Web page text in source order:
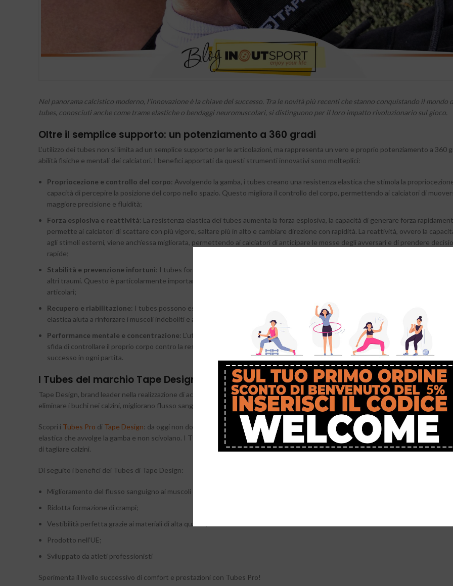
Nel panorama calcistico moderno, l’innovazione è la chiave del successo. Tra le novità più recenti che stanno conquistando il mondo
tubes, conosciuti anche come trame elastiche o bendaggi neuromuscolari, si distinguono per il loro impatto rivoluzionario sul gioco.
Oltre il semplice supporto: un potenziamento a 360 gradi
L’utilizzo dei tubes non si limita ad un semplice supporto per le articolazioni, ma rappresenta un vero e proprio potenziamento a 360
abilità fisiche e mentali dei calciatori. I benefici apportati da questi strumenti innovativi sono molteplici:
Propriocezione e controllo del corpo: Avvolgendo la gamba, i tubes creano una resistenza elastica che stimola la
capacità di percepire la posizione del corpo nello spazio. Questo migliora il controllo del corpo, permettendo ai calciatori di
maggiore precisione e fluidità;
Forza esplosiva e reattività: La resistenza elastica dei tubes aumenta la forza esplosiva, la capacità di generare forza
permette ai calciatori di scattare con più vigore, saltare più in alto e cambiare direzione con rapidità. La reattività, ovvero la
agli stimoli esterni, viene anch’essa migliorata, permettendo ai calciatori di anticipare le mosse degli avversari e di prendere
rapide;
Stabilità e prevenzione infortuni: I tubes forniscono un supporto aggiuntivo alle articolazioni, riducendo il rischio di distorsioni,
altri traumi. Questo è particolarmente importante per i calciatori che hanno subito infortuni in passato o che sono predisposti a
articolari;
Recupero e riabilitazione: I tubes possono essere utilizzati anche per il recupero e la riabilitazione dopo un infortunio. La
elastica aiuta a rinforzare i muscoli indeboliti e a migliorare la mobilità articolare, facilitando il ritorno in campo in modo sicuro e
Performance mentale e concentrazione: L’utilizzo dei tubes può migliorare la performance mentale e la concentrazione dei
sfida di controllare il proprio corpo contro la resistenza elastica richiede un alto livello di focus e di consapevolezza, elementi
successo in ogni partita.
I Tubes del marchio Tape Design
Tape Design, brand leader nella realizzazione di accessori sportivi di qualità, ha immesso sul mercato un articolo innovativo: I tubes,
eliminare i buchi nei calzini, migliorano flusso sanguigno e riducono crampi, costruiti con materiali di alta qualità.
Scopri i Tubes Pro di Tape Design: da oggi non dovrai più tagliare le tue calze da calcio! I nostri nuovissimi Tubes Pro presentano una
elastica che avvolge la gamba e non scivolano. I TUBES PRO DI TAPEDESIGN sono stati progettati da professionisti per porre fine
di tagliare calzini.
Di seguito i benefici dei Tubes di Tape Design:
Miglioramento del flusso sanguigno ai muscoli del polpaccio;
Ridotta formazione di crampi;
Vestibilità perfetta grazie ai materiali di alta qualità;
Prodotto nell’UE;
Sviluppato da atleti professionisti
Sperimenta il livello successivo di comfort e prestazioni con Tubes Pro!